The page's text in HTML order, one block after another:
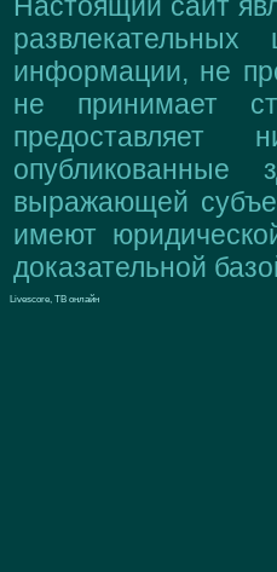
информации, не
не принимает
опубликованные
выражающей
имеют
доказательной
Livescore, ТВ онлайн